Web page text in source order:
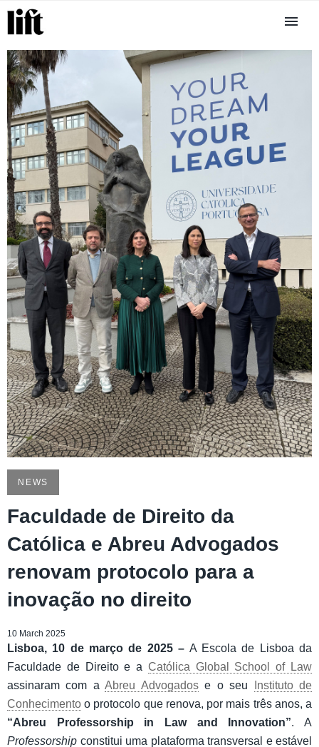
NEWS
Faculdade de Direito da
Católica e Abreu Advogados
renovam protocolo para a
inovação no direito
10 March 2025
Lisboa, 10 de março de 2025 – A Escola de Lisboa da
Faculdade de Direito e a Católica Global School of Law
assinaram com aAbreu Advogadose o seu
Instituto de
Conhecimento o protocolo que renova, por mais três anos, a
“Abreu Professorship in Law and Innovation”. A
Professorship constitui uma plataforma transversal e estável